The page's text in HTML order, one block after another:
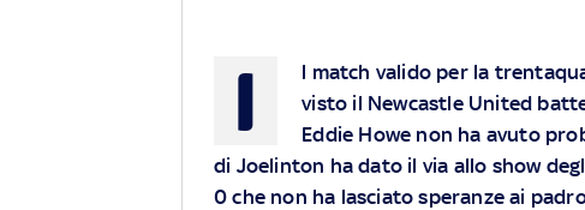
I
l match valido per la
visto il Newcastle United
Eddie Howe non ha avuto
di Joelinton ha dato il via allo show
0 che non ha lasciato speranze ai